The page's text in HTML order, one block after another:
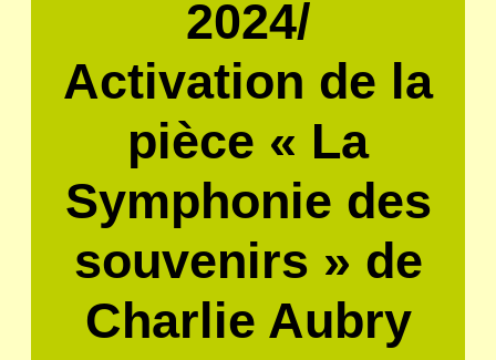
2024/
Activation de la
pièce « La
Symphonie des
souvenirs » de
Charlie Aubry